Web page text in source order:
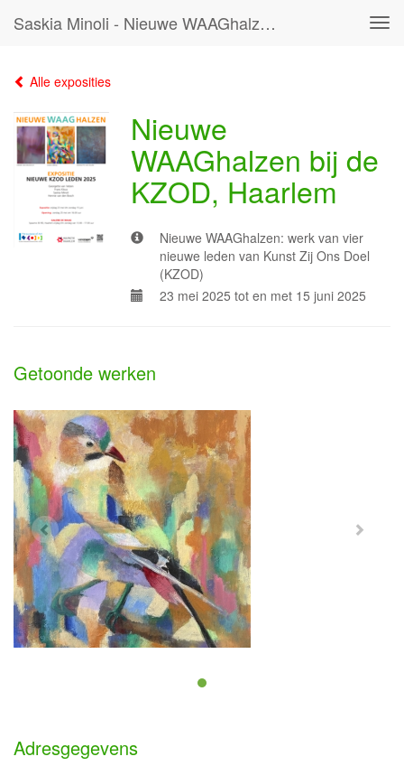
Saskia Minoli - Nieuwe WAAGhalzen Bij De KZOD, Haarlem
Alle exposities
Nieuwe
WAAGhalzen bij de
KZOD, Haarlem
Nieuwe WAAGhalzen: werk van vier
nieuwe leden van Kunst Zij Ons Doel
(KZOD)
23 mei 2025 tot en met 15 juni 2025
Getoonde werken
Adresgegevens